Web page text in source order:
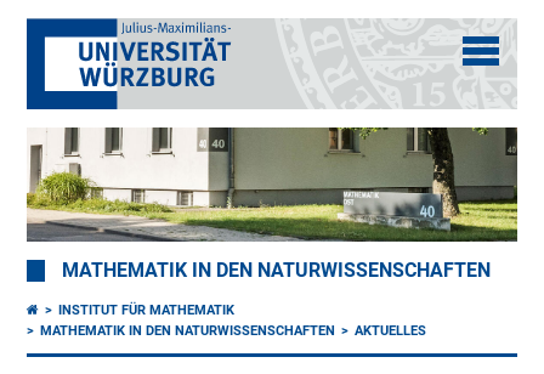
MATHEMATIK IN DEN NATURWISSENSCHAFTEN
INSTITUT FÜR MATHEMATIK
MATHEMATIK IN DEN NATURWISSENSCHAFTEN
AKTUELLES